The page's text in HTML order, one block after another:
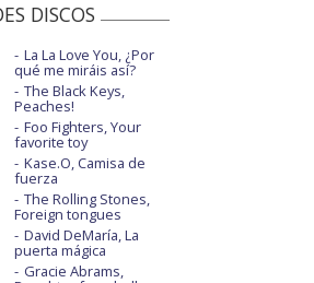
DISCOS
La La Love You, ¿Por
qué me miráis así?
The Black Keys,
Peaches!
Foo Fighters, Your
favorite toy
Kase.O, Camisa de
fuerza
The Rolling Stones,
Foreign tongues
David DeMaría, La
puerta mágica
Gracie Abrams,